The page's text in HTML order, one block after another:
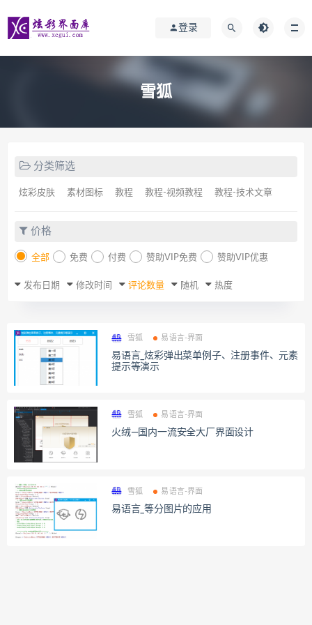
登录
雪狐
分类筛选
炫彩皮肤 素材图标 教程 教程-视频教程 教程-技术文章
价格
全部 免费 付费 赞助VIP免费 赞助VIP优惠
发布日期 修改时间 评论数量 随机 热度
雪狐 易语言-界面
易语言_炫彩弹出菜单例子、注册事件、元素
提示等演示
雪狐 易语言-界面
火绒—国内一流安全大厂界面设计
雪狐 易语言-界面
易语言_等分图片的应用